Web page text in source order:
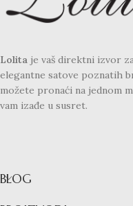
Lolita je vaš direktni izvor
elegantne satove poznatih
možete pronaći na jednom
vam izađe u susret.
BLOG